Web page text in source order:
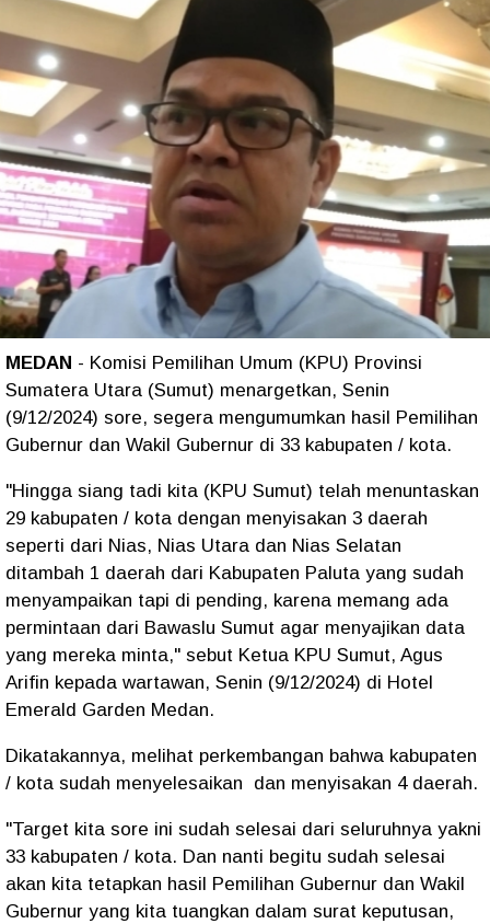
MEDAN - Komisi Pemilihan Umum (KPU) Provinsi
Sumatera Utara (Sumut) menargetkan, Senin
(9/12/2024) sore, segera mengumumkan hasil Pemilihan
Gubernur dan Wakil Gubernur di 33 kabupaten / kota.
"Hingga siang tadi kita (KPU Sumut) telah menuntaskan
29 kabupaten / kota dengan menyisakan 3 daerah
seperti dari Nias, Nias Utara dan Nias Selatan
ditambah 1 daerah dari Kabupaten Paluta yang sudah
menyampaikan tapi di pending, karena memang ada
permintaan dari Bawaslu Sumut agar menyajikan data
yang mereka minta," sebut Ketua KPU Sumut, Agus
Arifin kepada wartawan, Senin (9/12/2024) di Hotel
Emerald Garden Medan.
Dikatakannya, melihat perkembangan bahwa kabupaten
/ kota sudah menyelesaikan dan menyisakan 4 daerah.
"Target kita sore ini sudah selesai dari seluruhnya yakni
33 kabupaten / kota. Dan nanti begitu sudah selesai
akan kita tetapkan hasil Pemilihan Gubernur dan Wakil
Gubernur yang kita tuangkan dalam surat keputusan,